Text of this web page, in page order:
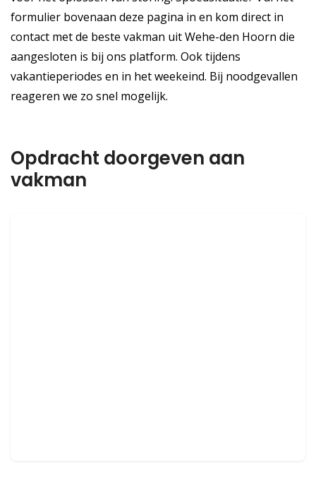
formulier bovenaan deze pagina in en kom direct in
contact met de beste vakman uit Wehe-den Hoorn die
aangesloten is bij ons platform. Ook tijdens
vakantieperiodes en in het weekeind. Bij noodgevallen
reageren we zo snel mogelijk.
Opdracht doorgeven aan
vakman